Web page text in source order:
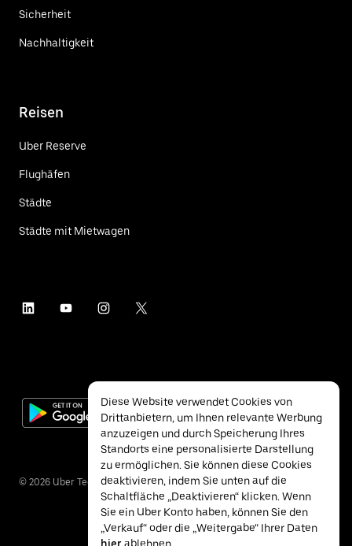
Sicherheit
Nachhaltigkeit
Reisen
Uber Reserve
Flughäfen
Städte
Städte mit Mietwagen
© 2026 Uber Technologies Inc.
Diese Website verwendet Cookies von
Drittanbietern, um Ihnen relevante Werbung
anzuzeigen und durch Speicherung Ihres
Standorts eine personalisierte Darstellung
zu ermöglichen. Sie können diese Cookies
deaktivieren, indem Sie unten auf die
Schaltfläche „Deaktivieren“ klicken. Wenn
Sie ein Uber Konto haben, können Sie den
„Verkauf“ oder die „Weitergabe“ Ihrer Daten